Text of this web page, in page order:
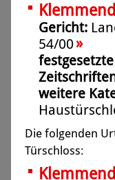
Gericht:
54/00»
weitere
Die folgenden
Türschloss: